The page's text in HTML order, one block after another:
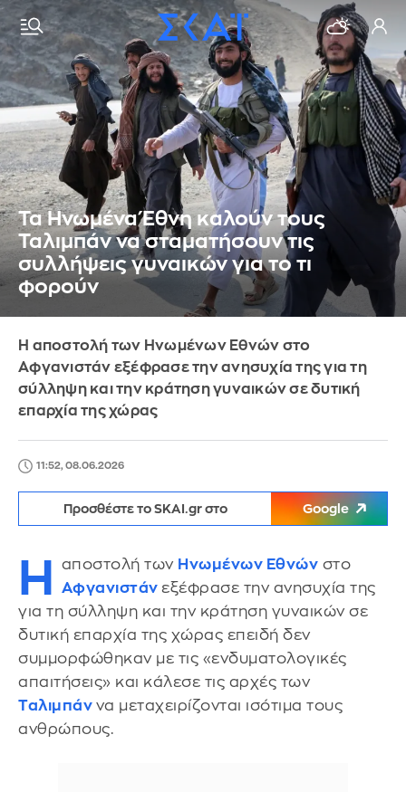
Τα Ηνωμένα Έθνη καλούν τους
Ταλιμπάν να σταματήσουν τις
συλλήψεις γυναικών για το τι
φορούν
Η αποστολή των Ηνωμένων Εθνών στο
Αφγανιστάν εξέφρασε την ανησυχία της για τη
σύλληψη και την κράτηση γυναικών σε δυτική
επαρχία της χώρας
11:52, 08.06.2026
Προσθέστε το SKAI.gr στο Google
Η αποστολή των Ηνωμένων Εθνών στο
Αφγανιστάν εξέφρασε την ανησυχία της
για τη σύλληψη και την κράτηση γυναικών σε
δυτική επαρχία της χώρας επειδή δεν
συμμορφώθηκαν με τις «ενδυματολογικές
απαιτήσεις» και κάλεσε τις αρχές των
Ταλιμπάν να μεταχειρίζονται ισότιμα τους
ανθρώπους.